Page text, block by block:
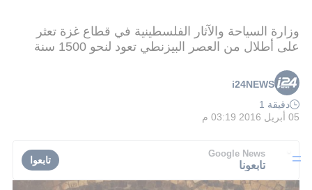
وزارة السياحة والآثار الفلسطينية في قطاع غزة تعثر
على أطلال من العصر البيزنطي تعود لنحو 1500 سنة
i24NEWS
دقيقة 1
05 أبريل 2016 03:19 م
Google News
تابعونا تابعوا